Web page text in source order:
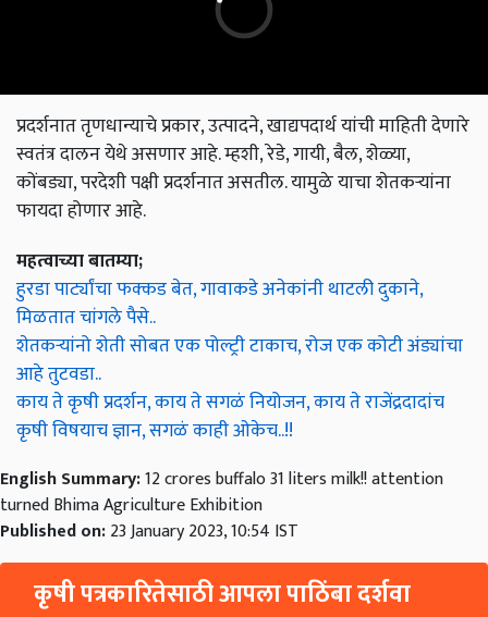
प्रदर्शनात तृणधान्याचे प्रकार, उत्पादने, खाद्यपदार्थ यांची माहिती देणारे
स्वतंत्र दालन येथे असणार आहे. म्हशी, रेडे, गायी, बैल, शेळ्या,
कोंबड्या, परदेशी पक्षी प्रदर्शनात असतील. यामुळे याचा शेतकऱ्यांना
फायदा होणार आहे.
महत्वाच्या बातम्या;
हुरडा पार्ट्यांचा फक्कड बेत, गावाकडे अनेकांनी थाटली दुकाने,
मिळतात चांगले पैसे..
शेतकऱ्यांनो शेती सोबत एक पोल्ट्री टाकाच, रोज एक कोटी अंड्यांचा
आहे तुटवडा..
काय ते कृषी प्रदर्शन, काय ते सगळं नियोजन, काय ते राजेंद्रदादांच
कृषी विषयाच ज्ञान, सगळं काही ओकेच..!!
English Summary:12 crores buffalo 31 liters milk!! attention
turned Bhima Agriculture Exhibition
Published on:23 January 2023, 10:54 IST
कृषी पत्रकारितेसाठी आपला पाठिंबा दर्शवा